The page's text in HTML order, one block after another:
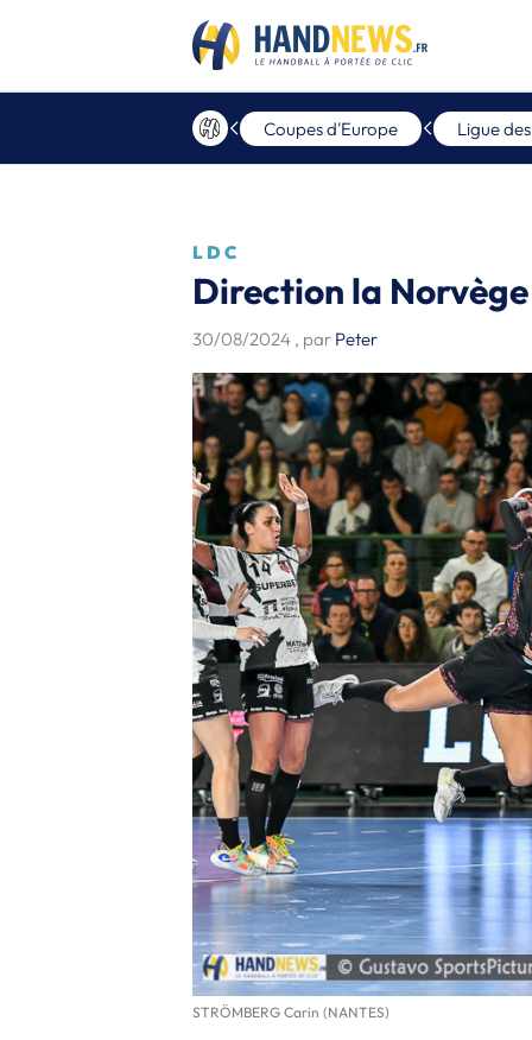
Coupes d'Europe Ligue
LDC
Direction la
30/08/2024 , par Peter
STRÖMBERG Carin (NANTES)